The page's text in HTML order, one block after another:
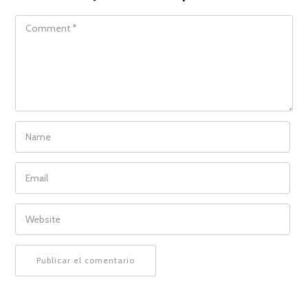
COMMENT
NAME
EMAIL
WEBSITE